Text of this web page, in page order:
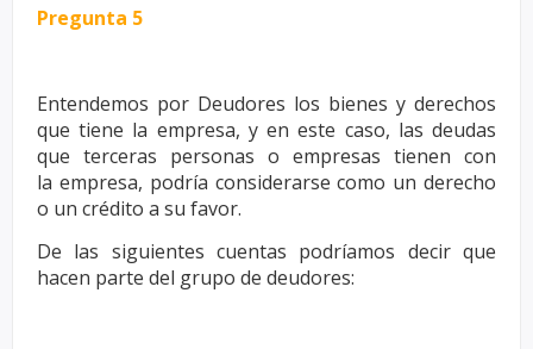
Pregunta 5
Entendemos por Deudores los bienes y derechos
que tiene la empresa, yen este caso, las deudas
que terceras personas o empresas tienen con
la empresa, podría considerarse como un derecho
o un crédito a su favor.
De las siguientes cuentas podríamos decir que
hacen parte del grupo de deudores: